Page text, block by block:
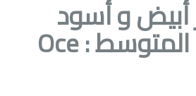
أبيض و أسود
المتوسط :Oce